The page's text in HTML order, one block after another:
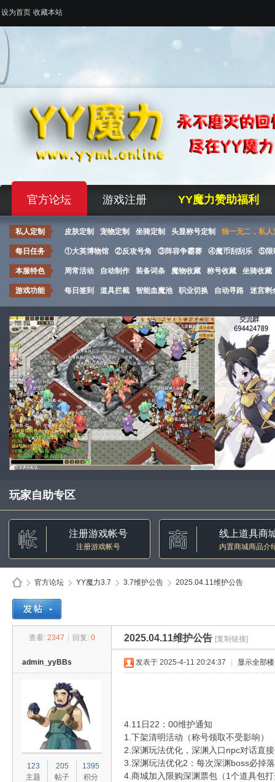
设为首页 收藏本站
官方论坛 游戏注册 YY魔力赞助福利
私人定制 皮肤定制 宠物定制 坐骑定制 头显称号定制 独一无二，私人
每日任务 ①大英博物馆 ②反攻号角 ③阵容争霸赛 ④魔币刮刮乐 ⑤限
本服特色 周常活动 自动制作 装备词条 魔物收藏 称号收藏 坐骑收藏
游戏功能 每日签到 道具拦截 智能血魔池 职业切换 自动寻路 迷宫剩
玩家自助专区
注册游戏帐号
注册游戏帐号
线上道具商
内置商城商品介
官方论坛 YY魔力3.7 3.7维护公告
›
2025.04.11维护公告
查看: 2347 回复: 0 2025.04.11维护公告 [复制链接]
admin_yyBBs
123
主题
205
帖子
1395
积分
发表于 2025-4-11 20:24:37 显示全部
4.11日22：00维护通知
1.下架清明活动（称号领取不受影响）
2.深渊玩法优化，深渊入口npc对话直
3.深渊玩法优化2：每次深渊boss必掉
4.商城加入限购深渊票包（1个道具包